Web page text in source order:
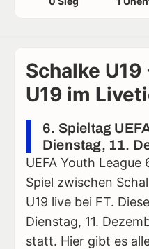
Schalke
U19 im
6. Spieltag
Dienstag, 11.
UEFA Youth
Spiel zwischen
U19 live bei FT.
Dienstag, 11.
statt. Hier gibt es